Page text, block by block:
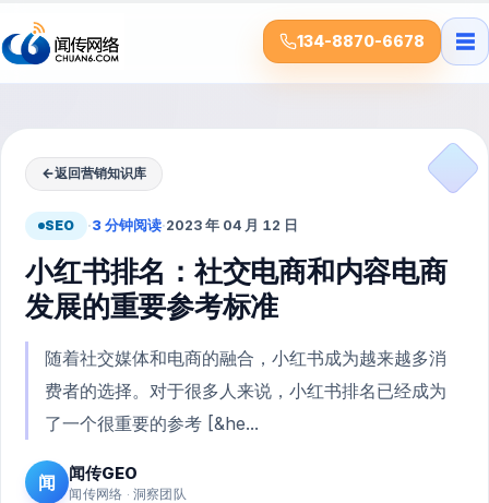
134-8870-6678 ☰
←返回营销知识库
SEO ·3 分钟阅读·2023 年 04 月 12 日
小红书排名：社交电商和内容电商
发展的重要参考标准
随着社交媒体和电商的融合，小红书成为越来越多消
费者的选择。对于很多人来说，小红书排名已经成为
了一个很重要的参考 [&he...
闻 闻传GEO
闻传网络 · 洞察团队